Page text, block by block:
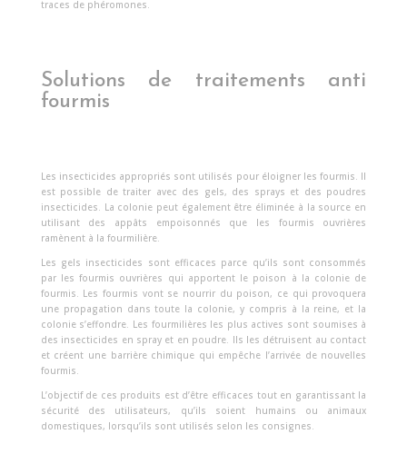
traces de phéromones.
Solutions de traitements anti
fourmis
Les insecticides appropriés sont utilisés pour éloigner les fourmis. Il
est possible de traiter avec des gels, des sprays et des poudres
insecticides. La colonie peut également être éliminée à la source en
utilisant des appâts empoisonnés que les fourmis ouvrières
ramènent à la fourmilière.
Les gels insecticides sont efficaces parce qu’ils sont consommés
par les fourmis ouvrières qui apportent le poison à la colonie de
fourmis. Les fourmis vont se nourrir du poison, ce qui provoquera
une propagation dans toute la colonie, y compris à la reine, et la
colonie s’effondre. Les fourmilières les plus actives sont soumises à
des insecticides en spray et en poudre. Ils les détruisent au contact
et créent une barrière chimique qui empêche l’arrivée de nouvelles
fourmis.
L’objectif de ces produits est d’être efficaces tout en garantissant la
sécurité des utilisateurs, qu’ils soient humains ou animaux
domestiques, lorsqu’ils sont utilisés selon les consignes.